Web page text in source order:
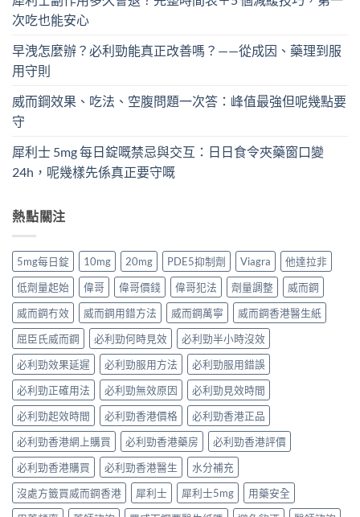
次吃也能安心
早洩怎麼辦？必利勁能真正改善嗎？——從成因、藥理到服
用守則
威而鋼效果、吃法、空腹問題一次答：峰值最強但呢幾點要
守
犀利士 5mg 每日錠嘅禁忌與交互：日日食令夾藥窗口變
24h，呢幾樣先係真正要守嘅
熱點關注
5mg每日錠 10mg 20mg PDE5抑制劑 Viagra
他達拉非
低劑量起始
偉哥 偉哥價錢 偉哥犯法 劑量調整
威而鋼
威而鋼冇效
威而鋼用錯方法 威而鋼萬寧
威而鋼香港醫生紙
屈臣氏威而鋼
必利勁何時見效
必利勁半小時沒效
必利勁效果延遲
必利勁服用方法
必利勁服用錯誤
必利勁正確用法
必利勁無效原因
必利勁見效時間
必利勁起效時間
必利勁香港價格
必利勁香港正品
必利勁香港網上購買
必利勁香港藥房
必利勁香港評價
必利勁香港購買
必利勁香港醫生
水分補充
沒處方籤買威而鋼香港
犀利士 犀利士5mg
用藥安全